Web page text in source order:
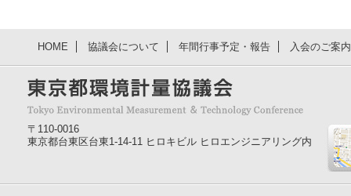
HOME 協議会について 年間行事予定・報告 入会のご案
〒110-0016
東京都台東区台東1-14-11 ヒロキビル ヒロエンジニアリング内